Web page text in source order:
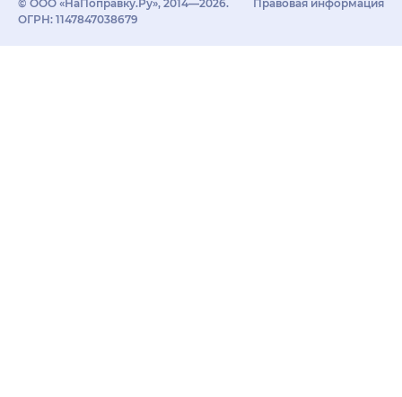
© ООО «НаПоправку.Ру», 2014—2026.
ОГРН: 1147847038679
Правовая информация